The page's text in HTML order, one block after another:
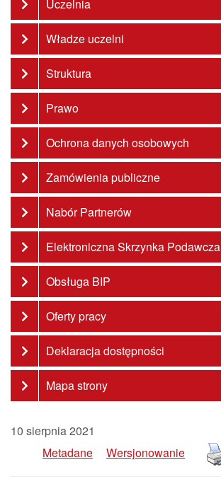
Uczelnia
Władze uczelni
Struktura
Prawo
Ochrona danych osobowych
Zamówienia publiczne
Nabór Partnerów
Elektroniczna Skrzynka Podawcza
Obsługa BIP
Oferty pracy
Deklaracja dostępności
Mapa strony
10 sierpnia 2021
Metadane
Wersjonowanie